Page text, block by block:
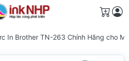
Giỏ
In Brother TN-263 Chính Hãng cho